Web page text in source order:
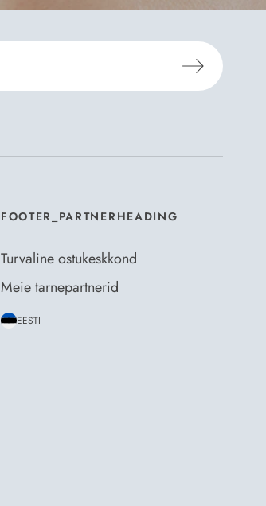
FOOTER_PARTNERHEADING
Turvaline ostukeskkond
Meie tarnepartnerid
EESTI